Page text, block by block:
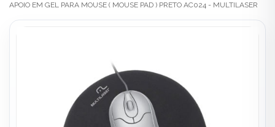
APOIO EM GEL PARA MOUSE ( MOUSE PAD ) PRETO AC024 - MULTILASER